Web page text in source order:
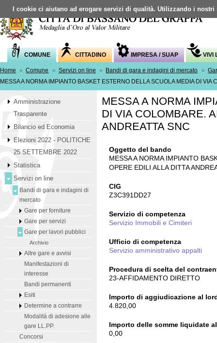
COMUNE CITTADINO IMPRESA / SUAP VIVI
Home » Comune » Servizi on line » Bandi di gara e indagini di mercato »
MESSA A NORMA IMPIANTO BASKET ESTERNO DELLA SCUOLA MEDIA DI
Amministrazione
Trasparente
Bilancio ed Economia
Elezioni 2022 - POLITICHE
25 SETTEMBRE 2022
Statistica
Servizi on line
Bandi di gara e indagini di
mercato
Gare per forniture
Gare per servizi
Gare per lavori pubblici
Archivio
Altre gare e avvisi
Manifestazioni di
interesse
Bandi permanenti
Esiti
Determine a contrarre
Modalità di adesione alle
gare LL.PP.
Concorsi
MESSA A NORMA
DI VIA COLOMBARE.
ANDREATTA SNC
Oggetto del bando
MESSA A NORMA IMPIANTO
OPERE EDILI ALLA DITTA
CIG
Z3C391DD27
Servizio di competenza
Servizio Immobili e Cimiteri
Ufficio di competenza
Servizio amministrativo appalti
Procedura di scelta del
23-AFFIDAMENTO DIRETTO
Importo di aggiudicazione al
4.820,00
Importo delle somme liquidate
0,00
I cookie ci aiutano ad erogare servizi di qualità. Utilizzando i